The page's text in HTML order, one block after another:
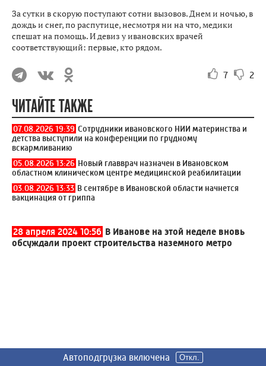
За сутки в скорую поступают сотни вызовов. Днем и ночью, в
дождь и снег, по распутице, несмотря ни на что, медики
спешат на помощь. И девиз у ивановских врачей
соответствующий: первые, кто рядом.
7 2
ЧИТАЙТЕ ТАКЖЕ
07.08.2026 19:39 Сотрудники ивановского НИИ материнства и
детства выступили на конференции по грудному
вскармливанию
05.08.2026 13:26 Новый главврач назначен в Ивановском
областном клиническом центре медицинской реабилитации
03.08.2026 13:33 В сентябре в Ивановской области начнется
вакцинация от гриппа
28 апреля 2024 10:56 В Иванове на этой неделе вновь
обсуждали проект строительства наземного метро
Автоподгрузка включена Откл.
Автоподгрузка включена Откл.
Автоподгрузка включена Откл.
Автоподгрузка включена Откл.
Автоподгрузка включена Откл.
Автоподгрузка включена Откл.